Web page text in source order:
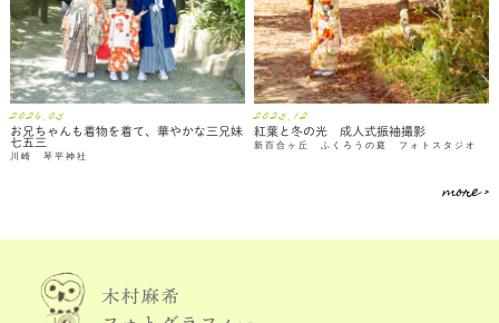
2026.05
お兄ちゃんも着物を着て、華やかな三兄妹
七五三
川崎 琴平神社
2025.12
紅葉と冬の光 成人式振袖撮影
新百合ヶ丘 ふくろうの庭 フォトスタジオ
more >